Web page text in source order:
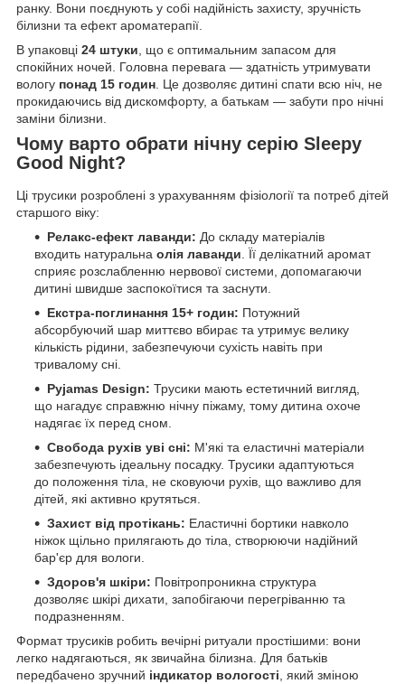
ранку. Вони поєднують у собі надійність захисту, зручність
білизни та ефект ароматерапії.
В упаковці 24 штуки, що є оптимальним запасом для
спокійних ночей. Головна перевага — здатність утримувати
вологу понад 15 годин. Це дозволяє дитині спати всю ніч, не
прокидаючись від дискомфорту, а батькам — забути про нічні
заміни білизни.
Чому варто обрати нічну серію Sleepy
Good Night?
Ці трусики розроблені з урахуванням фізіології та потреб дітей
старшого віку:
Релакс-ефект лаванди: До складу матеріалів
входить натуральна олія лаванди . Її делікатний аромат
сприяє розслабленню нервової системи, допомагаючи
дитині швидше заспокоїтися та заснути.
Екстра-поглинання 15+ годин: Потужний
абсорбуючий шар миттєво вбирає та утримує велику
кількість рідини, забезпечуючи сухість навіть при
тривалому сні.
Pyjamas Design: Трусики мають естетичний вигляд,
що нагадує справжню нічну піжаму, тому дитина охоче
надягає їх перед сном.
Свобода рухів уві сні: М'які та еластичні матеріали
забезпечують ідеальну посадку. Трусики адаптуються
до положення тіла, не сковуючи рухів, що важливо для
дітей, які активно крутяться.
Захист від протікань: Еластичні бортики навколо
ніжок щільно прилягають до тіла, створюючи надійний
бар'єр для вологи.
Здоров'я шкіри: Повітропроникна структура
дозволяє шкірі дихати, запобігаючи перегріванню та
подразненням.
Формат трусиків робить вечірні ритуали простішими: вони
легко надягаються, як звичайна білизна. Для батьків
передбачено зручний індикатор вологості , який зміною